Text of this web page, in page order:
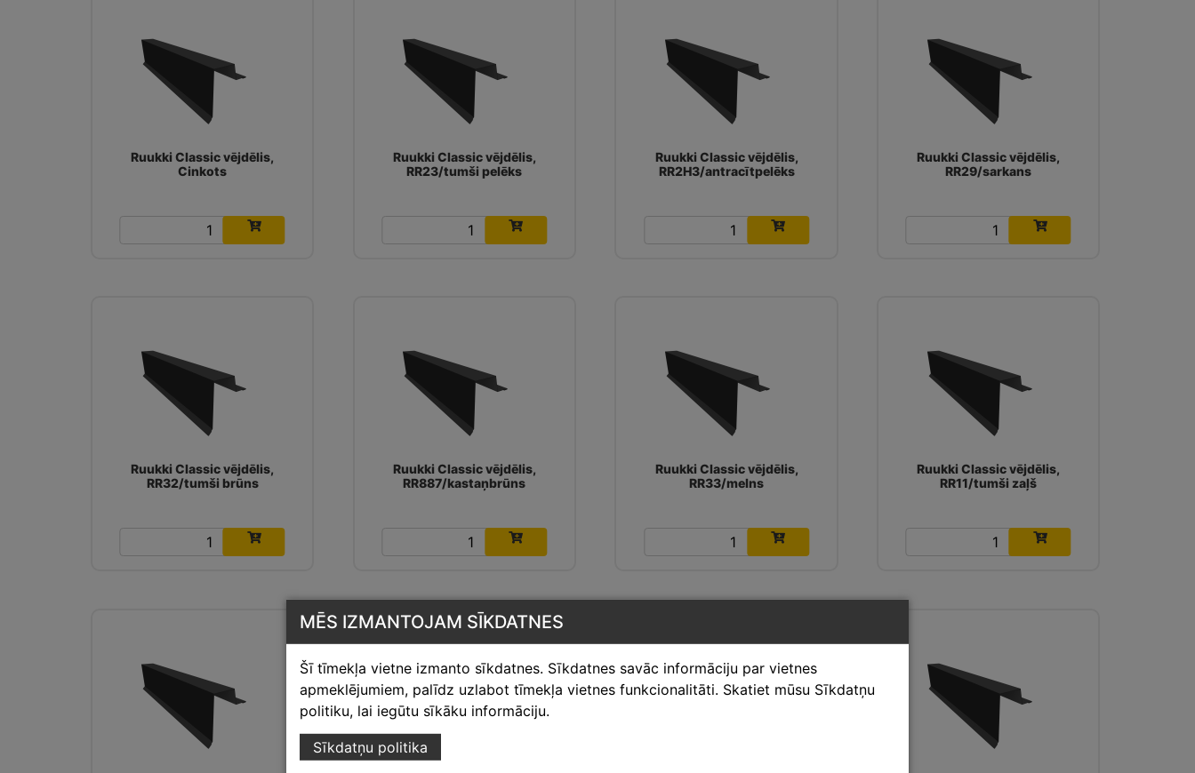
Ruukki Classic vējdēlis,
Cinkots
14.52 €
Ruukki Classic vējdēlis,
RR23/tumši pelēks
14.87 €
Ruukki Classic vējdēlis,
RR2H3/antracītpelēks
14.87 €
Ruukki Classic vējdēlis,
RR29/sarkans
14.87 €
Ruukki Classic vējdēlis,
RR32/tumši brūns
14.87 €
Ruukki Classic vējdēlis,
RR887/kastaņbrūns
14.87 €
Ruukki Classic vējdēlis,
RR33/melns
14.87 €
Ruukki Classic vējdēlis,
RR11/tumši zaļš
15.66 €
MĒS IZMANTOJAM SĪKDATNES
Šī tīmekļa vietne izmanto sīkdatnes. Sīkdatnes savāc informāciju par vietnes
apmeklējumiem, palīdz uzlabot tīmekļa vietnes funkcionalitāti. Skatiet mūsu Sīkdatņu
politiku, lai iegūtu sīkāku informāciju.
Sīkdatņu politika